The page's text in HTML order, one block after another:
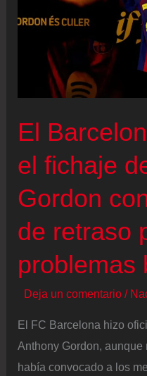
El
el fichaje
Gordon
de retraso
problemas
Deja un comentario /
El FC Barcelona hizo
Anthony Gordon,
había convocado a los